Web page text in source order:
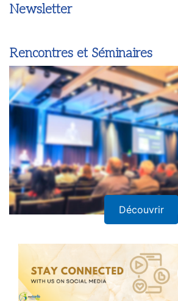
Newsletter
Rencontres et Séminaires
Découvrir